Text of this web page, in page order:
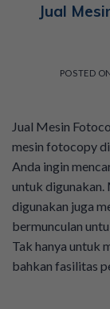
Jual
POSTED
Jual Mesin
mesin fotocopy
Anda ingin
untuk
digunakan juga
bermunculan
Tak hanya untuk
bahkan fasilitas